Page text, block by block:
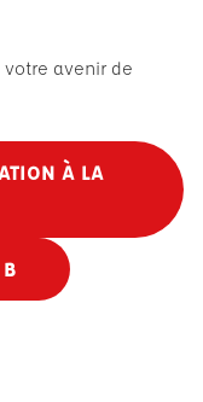
avenir de
À LA